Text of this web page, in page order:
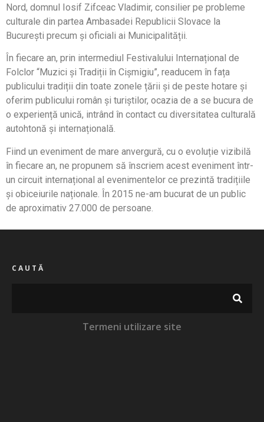
Nord, domnul Iosif Zifceac Vladimir, consilier pe probleme
culturale din partea Ambasadei Republicii Slovace la
București precum și oficiali ai Municipalității.
În fiecare an, prin intermediul Festivalului Internațional de
Folclor “Muzici și Tradiții în Cișmigiu”, readucem în fața
publicului tradiții din toate zonele țării și de peste hotare și
oferim publicului român și turiștilor, ocazia de a se bucura de
o experiență unică, intrând în contact cu diversitatea culturală
autohtonă și internațională.
Fiind un eveniment de mare anvergură, cu o evoluție vizibilă
în fiecare an, ne propunem să înscriem acest eveniment într-
un circuit internațional al evenimentelor ce prezintă tradițiile
și obiceiurile naționale. În 2015 ne-am bucurat de un public
de aproximativ 27.000 de persoane.
CAUTĂ
Termeni utilizare site